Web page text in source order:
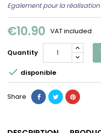
Egalement pour la réalisation
€10.90 VAT included
Quantity
 disponible
Share